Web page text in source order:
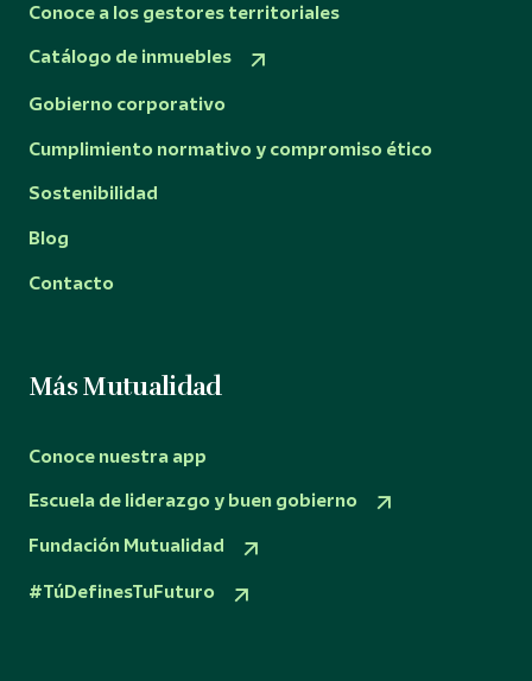
Conoce a los gestores territoriales
Catálogo de inmuebles
Gobierno corporativo
Cumplimiento normativo y compromiso ético
Sostenibilidad
Blog
Contacto
Más Mutualidad
Conoce nuestra app
Escuela de liderazgo y buen gobierno
Fundación Mutualidad
#TúDefinesTuFuturo